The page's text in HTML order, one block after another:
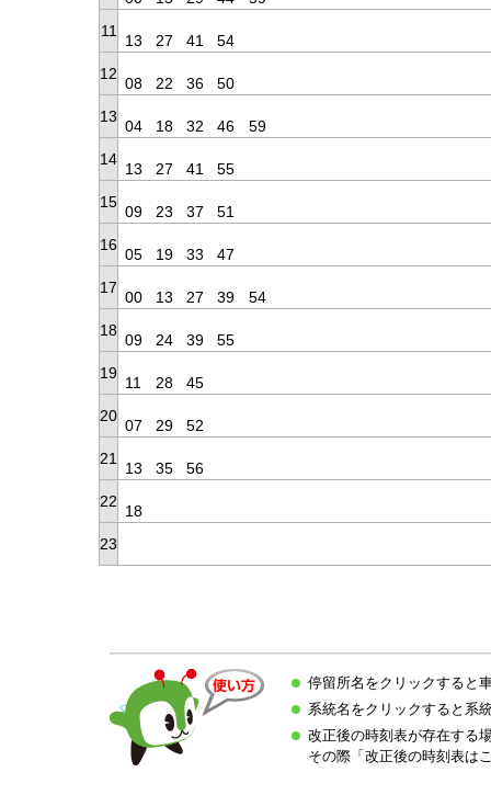
11
13 27 41
54
12
08 22 36
50
13
04 18 32 46
59
14
13 27 41
55
15
09 23 37
51
16
05 19 33
47
17
00 13 27 39
54
18
09 24 39
55
19
11 28
45
20
07 29
52
21
13 35
56
22
18
23
停留所名をクリックすると
系統名をクリックすると系
改正後の時刻表が存在する
その際「改正後の時刻表は